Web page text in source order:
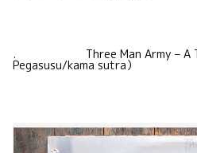
. Three Man Army – A
Pegasusu/kama sutra）